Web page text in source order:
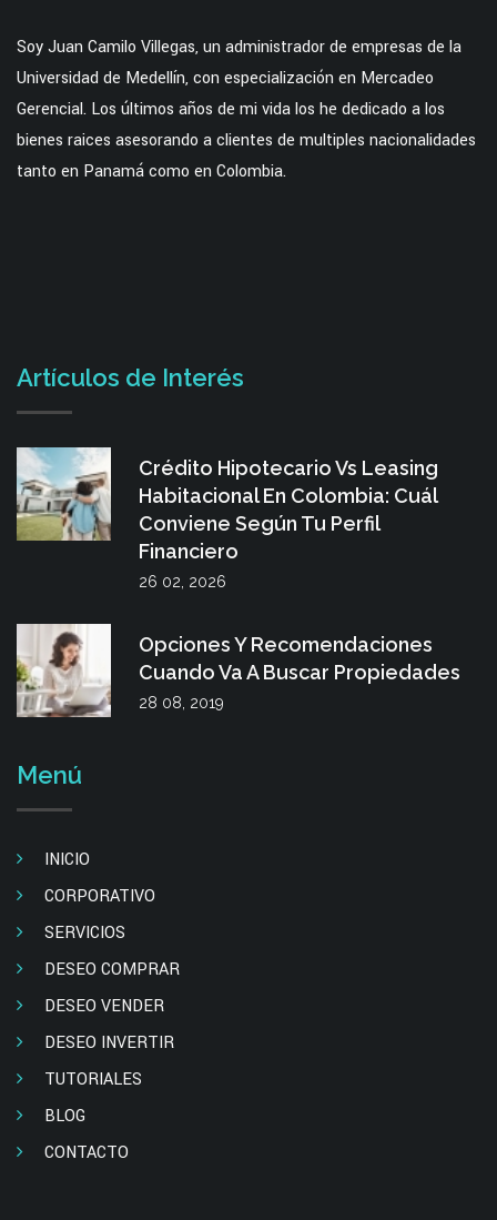
Soy Juan Camilo Villegas, un administrador de empresas de la
Universidad de Medellín, con especialización en Mercadeo
Gerencial. Los últimos años de mi vida los he dedicado a los
bienes raices asesorando a clientes de multiples nacionalidades
tanto en Panamá como en Colombia.
Artículos de Interés
Crédito Hipotecario Vs Leasing
Habitacional En Colombia: Cuál
Conviene Según Tu Perfil
Financiero
26 02, 2026
Opciones Y Recomendaciones
Cuando Va A Buscar Propiedades
28 08, 2019
Menú
INICIO
CORPORATIVO
SERVICIOS
DESEO COMPRAR
DESEO VENDER
DESEO INVERTIR
TUTORIALES
BLOG
CONTACTO